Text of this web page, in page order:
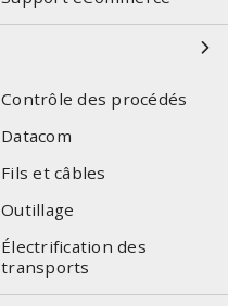
Contrôle des procédés
Datacom
Fils et câbles
Outillage
Électrification des
transports